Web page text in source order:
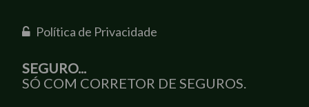
Política de Privacidade
SEGURO...
SÓ COM CORRETOR DE SEGUROS.